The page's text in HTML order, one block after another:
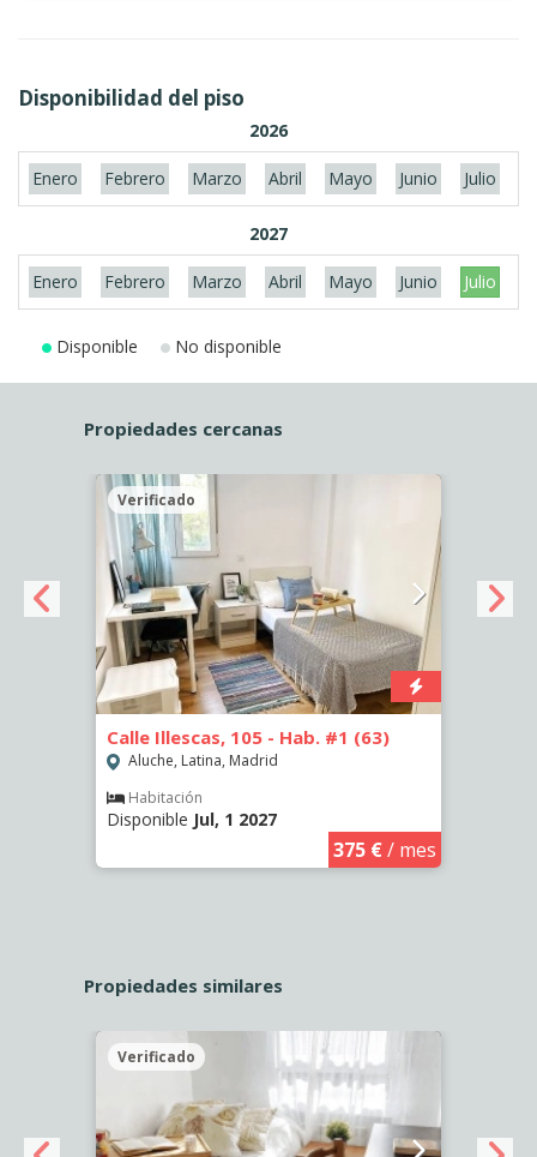
Disponibilidad del piso
2026
Enero Febrero Marzo Abril Mayo Junio Julio
2027
Enero Febrero Marzo Abril Mayo Junio Julio
Disponible No disponible
Propiedades cercanas
Verificado
Calle Illescas, 105 - Hab. #1 (63)
Aluche, Latina, Madrid
Habitación
Disponible Jul, 1 2027
375 €/ mes
Propiedades similares
Verificado